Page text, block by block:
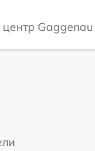
Gaggenau